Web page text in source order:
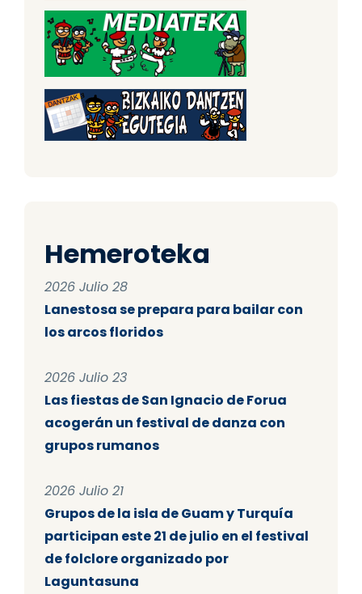
Hemeroteka
2026 Julio 28
Lanestosa se prepara para bailar con
los arcos floridos
2026 Julio 23
Las fiestas de San Ignacio de Forua
acogerán un festival de danza con
grupos rumanos
2026 Julio 21
Grupos de la isla de Guam y Turquía
participan este 21 de julio en el festival
de folclore organizado por
Laguntasuna